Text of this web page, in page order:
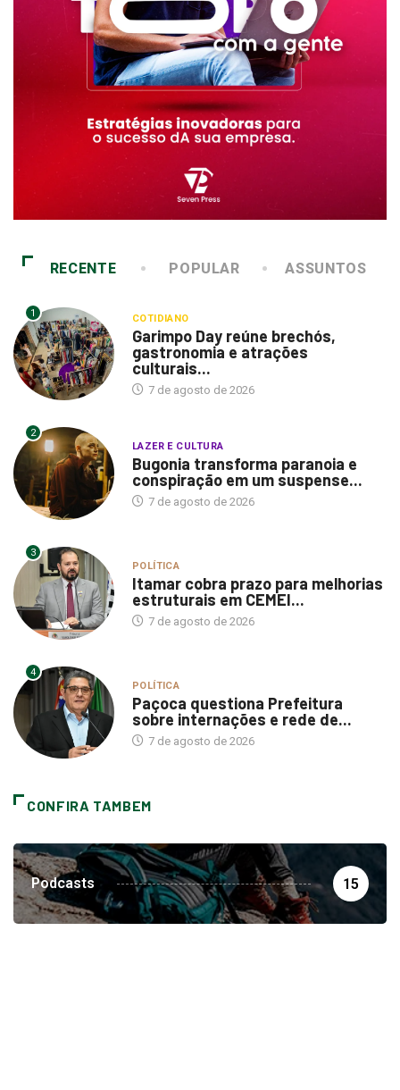
RECENTE POPULAR ASSUNTOS
1 COTIDIANO
Garimpo Day reúne brechós,
gastronomia e atrações
culturais...
7 de agosto de 2026
2
LAZER E CULTURA
Bugonia transforma paranoia e
conspiração em um suspense...
7 de agosto de 2026
3
POLÍTICA
Itamar cobra prazo para melhorias
estruturais em CEMEI...
7 de agosto de 2026
4
POLÍTICA
Paçoca questiona Prefeitura
sobre internações e rede de...
7 de agosto de 2026
CONFIRA TAMBEM
Podcasts 15